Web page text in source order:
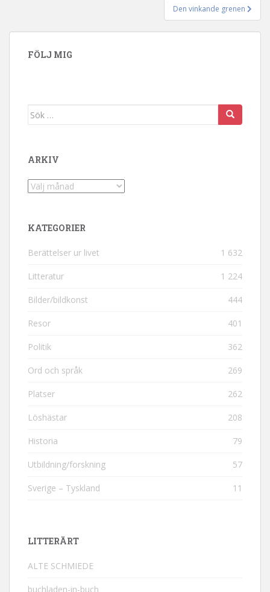
Den vinkande grenen
FÖLJ MIG
Sök efter:
ARKIV
Arkiv
KATEGORIER
Berättelser ur livet 1 632
Litteratur 1 224
Bilder/bildkonst 444
Resor 401
Politik 362
Ord och språk 269
Platser 262
Löshästar 208
Historia 79
Utbildning/forskning 57
Sverige – Tyskland 11
LITTERÄRT
ALTE SCHMIEDE
buchladen-in-buch